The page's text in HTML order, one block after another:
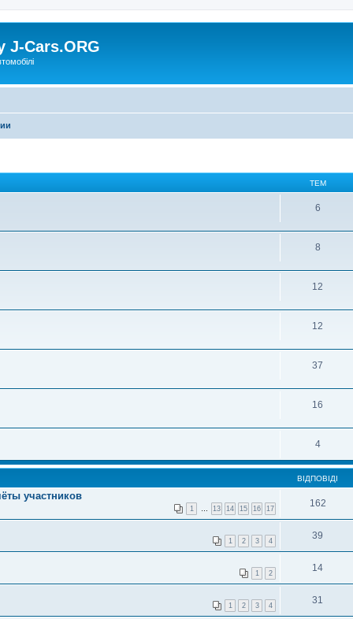
J-Cars.ORG
ТЕМ
6
8
12
12
37
16
4
ВІДПОВІДІ
участников
1 13 14 15 16 17 162
1 2 3 4 39
1 2 14
1 2 3 4 31